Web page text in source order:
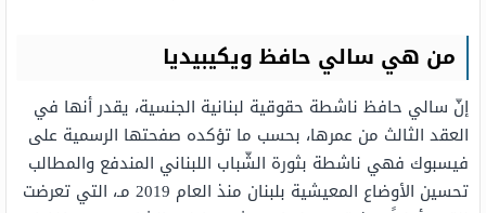
من هي سالي حافظ ويكيبيديا
إنّ سالي حافظ ناشطة حقوقية لبنانية الجنسية، يقدر أنها في
العقد الثالث من عمرها، بحسب ما تؤكده صفحتها الرسمية على
فيسبوك فهي ناشطة بثورة الشّباب اللبناني المندفع والمطالب
تحسين الأوضاع المعيشية بلبنان منذ العام 2019 مـ، التي تعرضت